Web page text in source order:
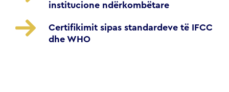
institucione ndërkombëtare
Certifikimit sipas standardeve të IFCC
dhe WHO